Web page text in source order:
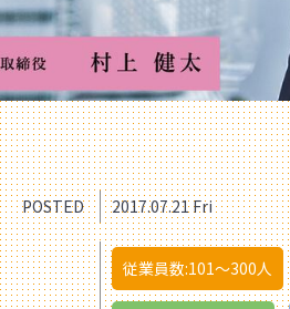
POSTED 2017.07.21 Fri
従業員数:101〜300人